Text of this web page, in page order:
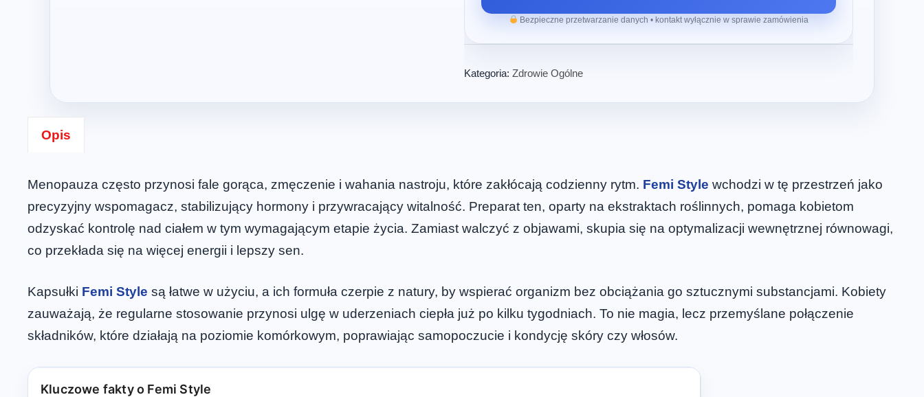
Bezpieczne przetwarzanie danych • kontakt wyłącznie w sprawie zamówienia
Kategoria:Zdrowie Ogólne
Opis
Menopauza często przynosi fale gorąca, zmęczenie i wahania nastroju, które zakłócają codzienny rytm. Femi Style wchodzi w tę przestrzeń jako
precyzyjny wspomagacz, stabilizujący hormony i przywracający witalność. Preparat ten, oparty na ekstraktach roślinnych, pomaga kobietom
odzyskać kontrolę nad ciałem w tym wymagającym etapie życia. Zamiast walczyć z objawami, skupia się na optymalizacji wewnętrznej równowagi,
co przekłada się na więcej energii i lepszy sen.
Kapsułki Femi Style są łatwe w użyciu, a ich formuła czerpie z natury, by wspierać organizm bez obciążania go sztucznymi substancjami. Kobiety
zauważają, że regularne stosowanie przynosi ulgę w uderzeniach ciepła już po kilku tygodniach. To nie magia, lecz przemyślane połączenie
składników, które działają na poziomie komórkowym, poprawiając samopoczucie i kondycję skóry czy włosów.
Kluczowe fakty o Femi Style